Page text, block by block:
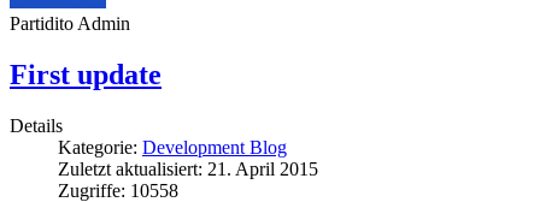
Partidito Admin
First update
Details
Kategorie: Development Blog
Zuletzt aktualisiert: 21. April 2015
Zugriffe: 10558